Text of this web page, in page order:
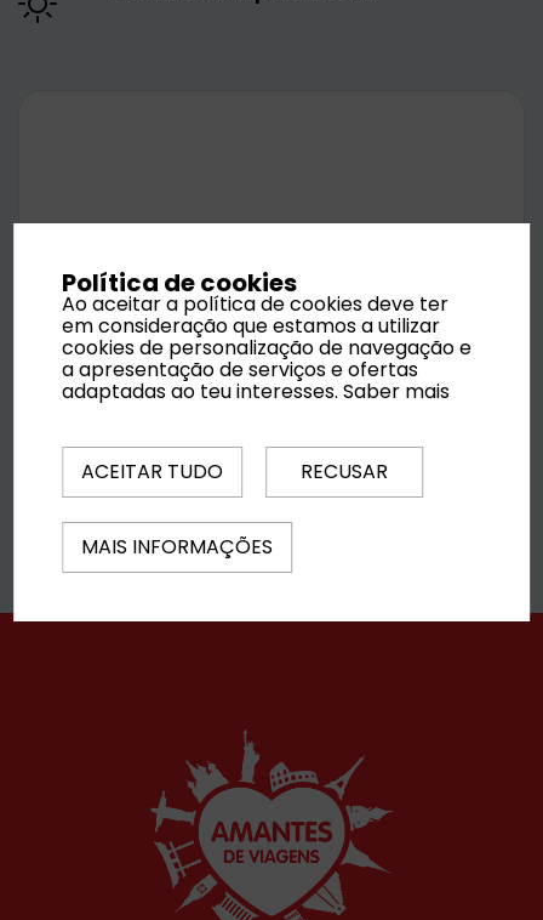
AirHelp
Política de cookies
Ao aceitar a política de cookies deve ter
em consideração que estamos a utilizar
cookies de personalização de navegação e
a apresentação de serviços e ofertas
adaptadas ao teu interesses.Saber mais
ACEITAR TUDO RECUSAR
MAIS INFORMAÇÕES